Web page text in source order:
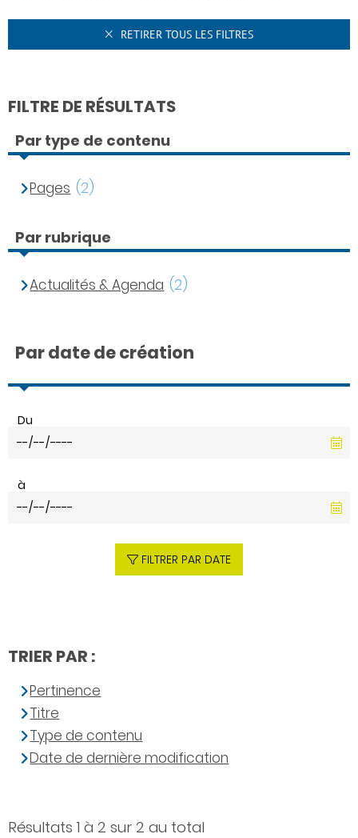
Résultats 1 à 2 sur 2 au total
RETIRER TOUS LES FILTRES
FILTRE DE RÉSULTATS
Par type de contenu
Pages (2)
Par rubrique
Actualités & Agenda (2)
Par date de création
Du
à
FILTRER PAR DATE
TRIER PAR :
Pertinence
Titre
Type de contenu
Date de dernière modification